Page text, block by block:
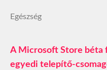
Egészség
A Microsoft Store béta
egyedi telepítő-